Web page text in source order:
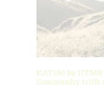
KAT100 by
Community trifft